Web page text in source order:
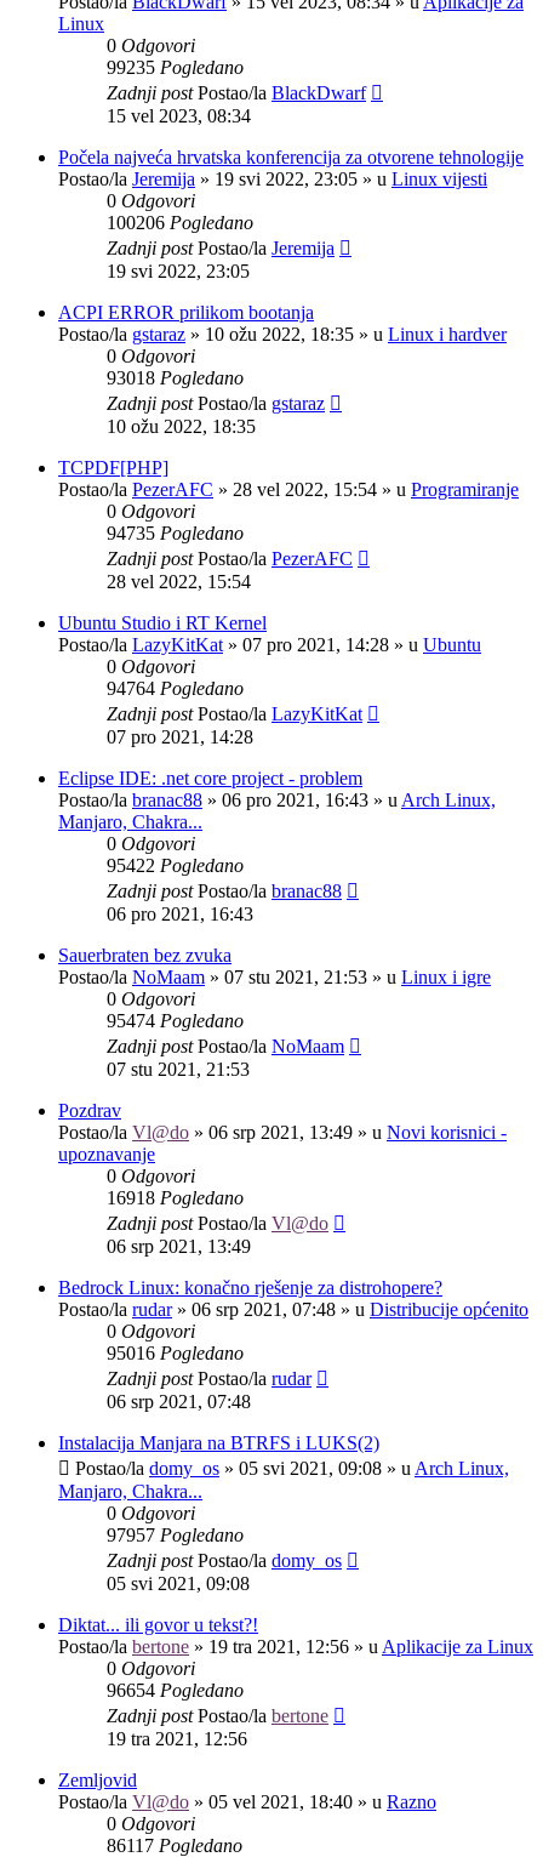
Linux
0 Odgovori
99235 Pogledano
Zadnji postPostao/la BlackDwarf
15 vel 2023, 08:34
Počela najveća hrvatska konferencija za otvorene tehnologije
Postao/la Jeremija » 19 svi 2022, 23:05 » u Linux vijesti
0 Odgovori
100206 Pogledano
Zadnji postPostao/la Jeremija
19 svi 2022, 23:05
ACPI ERROR prilikom bootanja
Postao/la gstaraz » 10 ožu 2022, 18:35 » u Linux i hardver
0 Odgovori
93018 Pogledano
Zadnji postPostao/la gstaraz
10 ožu 2022, 18:35
TCPDF[PHP]
Postao/la PezerAFC » 28 vel 2022, 15:54 » u Programiranje
0 Odgovori
94735 Pogledano
Zadnji postPostao/la PezerAFC
28 vel 2022, 15:54
Ubuntu Studio i RT Kernel
Postao/la LazyKitKat » 07 pro 2021, 14:28 » u Ubuntu
0 Odgovori
94764 Pogledano
Zadnji postPostao/la LazyKitKat
07 pro 2021, 14:28
Eclipse IDE: .net core project - problem
Postao/la branac88 » 06 pro 2021, 16:43 » u Arch Linux,
Manjaro, Chakra...
0 Odgovori
95422 Pogledano
Zadnji postPostao/la branac88
06 pro 2021, 16:43
Sauerbraten bez zvuka
Postao/la NoMaam » 07 stu 2021, 21:53 » u Linux i igre
0 Odgovori
95474 Pogledano
Zadnji postPostao/la NoMaam
07 stu 2021, 21:53
Pozdrav
Postao/la Vl@do » 06 srp 2021, 13:49 » u Novi korisnici -
upoznavanje
0 Odgovori
16918 Pogledano
Zadnji postPostao/la Vl@do
06 srp 2021, 13:49
Bedrock Linux: konačno rješenje za distrohopere?
Postao/la rudar» 06 srp 2021, 07:48 » u Distribucije općenito
0 Odgovori
95016 Pogledano
Zadnji postPostao/la rudar
06 srp 2021, 07:48
Instalacija Manjara na BTRFS i LUKS(2)
Postao/la domy_os » 05 svi 2021, 09:08 » u Arch Linux,
Manjaro, Chakra...
0 Odgovori
97957 Pogledano
Zadnji postPostao/la domy_os
05 svi 2021, 09:08
Diktat... ili govor u tekst?!
Postao/la bertone » 19 tra 2021, 12:56 » u Aplikacije za Linux
0 Odgovori
96654 Pogledano
Zadnji postPostao/la bertone
19 tra 2021, 12:56
Zemljovid
Postao/la Vl@do » 05 vel 2021, 18:40 » u Razno
0 Odgovori
86117 Pogledano